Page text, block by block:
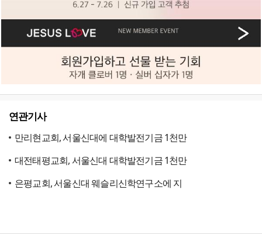
연관기사
만리현교회, 서울신대에 대학발전기금 1천만
대전태평교회, 서울신대 대학발전기금 1천만
은평교회, 서울신대 웨슬리신학연구소에 지